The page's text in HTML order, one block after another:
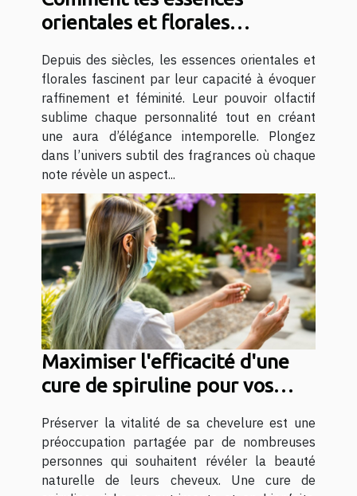
orientales et florales
féminine ?
Depuis des siècles, les essences orientales et
florales fascinent par leur capacité à évoquer
raffinement et féminité. Leur pouvoir olfactif
sublime chaque personnalité tout en créant
une aura d’élégance intemporelle. Plongez
dans l’univers subtil des fragrances où chaque
note révèle un aspect...
Maximiser l'efficacité d'une
cure de spiruline pour vos
Préserver la vitalité de sa chevelure est une
préoccupation partagée par de nombreuses
personnes qui souhaitent révéler la beauté
naturelle de leurs cheveux. Une cure de